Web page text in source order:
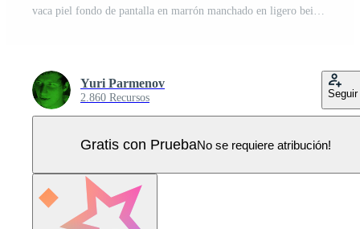
vaca piel fondo de pantalla en marrón manchado en ligero beige antecedentes , sin costura patrón, animal imprimir, grunge textura Vector Pro
Yuri Parmenov
2.860 Recursos Seguir
Gratis con PruebaNo se requiere atribución!